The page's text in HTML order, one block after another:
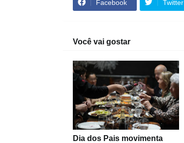
Facebook Twitter
Você vai gostar
Dia dos Pais movimenta